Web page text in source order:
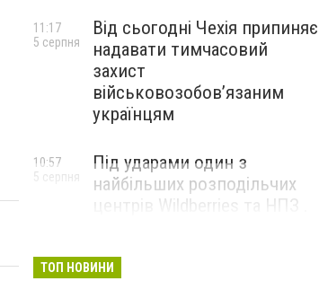
Від сьогодні Чехія припиняє
надавати тимчасовий
захист
військовозобов’язаним
українцям
11:17
5 серпня
Під ударами один з
найбільших розподільчих
центрів Wildberries та НПЗ .
10:57
5 серпня
ТОП НОВИНИ